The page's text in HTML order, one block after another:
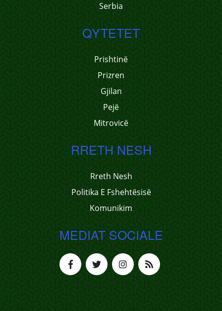
Serbia
QYTETET
Prishtinë
Prizren
Gjilan
Pejë
Mitrovicë
RRETH NESH
Rreth Nesh
Politika E Fshehtësisë
Komunikim
MEDIAT SOCIALE